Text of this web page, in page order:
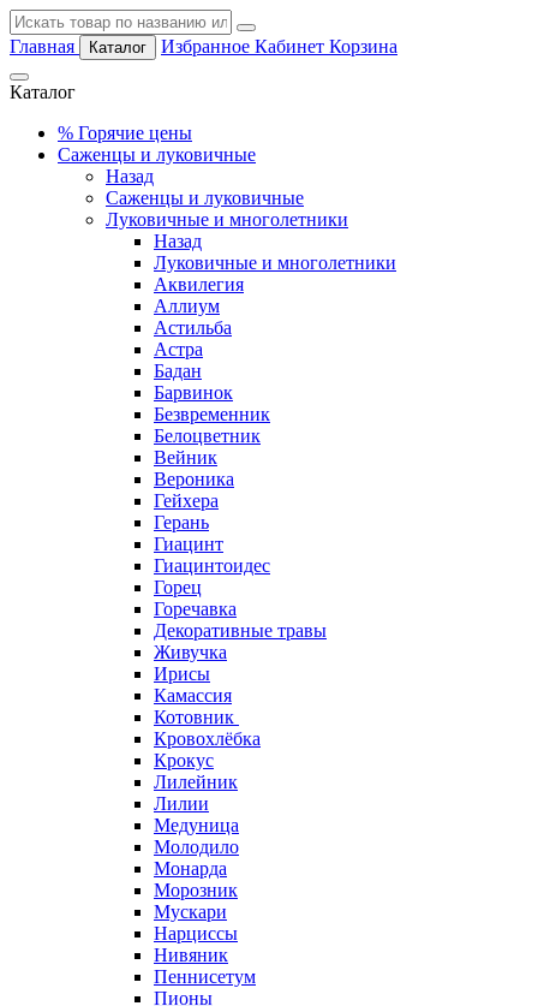
Главная Каталог Избранное Кабинет Корзина
Каталог
% Горячие цены
Саженцы и луковичные
Назад
Саженцы и луковичные
Луковичные и многолетники
Назад
Луковичные и многолетники
Аквилегия
Аллиум
Астильба
Астра
Бадан
Барвинок
Безвременник
Белоцветник
Вейник
Вероника
Гейхера
Герань
Гиацинт
Гиацинтоидес
Горец
Горечавка
Декоративные травы
Живучка
Ирисы
Камассия
Котовник
Кровохлёбка
Крокус
Лилейник
Лилии
Медуница
Молодило
Монарда
Морозник
Мускари
Нарциссы
Нивяник
Пеннисетум
Пионы